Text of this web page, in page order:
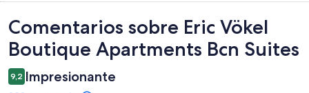
Comentarios
Comentarios sobre Eric Vökel
Boutique Apartments Bcn Suites
9,2 Impresionante